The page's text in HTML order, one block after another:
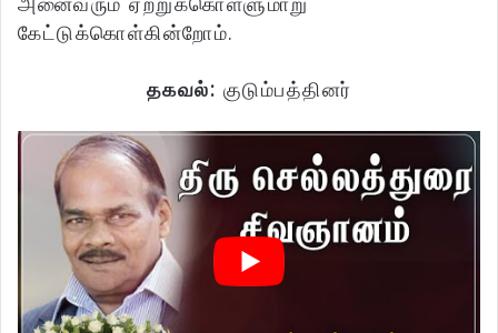
கேட்டுக்கொள்கின்றோம்.
தகவல்: குடும்பத்தினர்